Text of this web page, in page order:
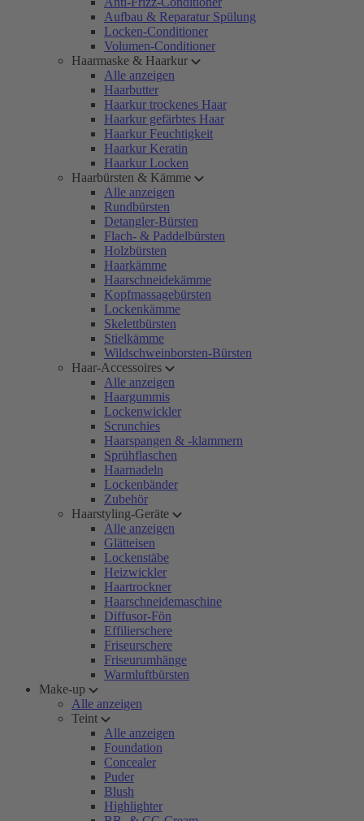
Aufbau & Reparatur Spülung
Locken-Conditioner
Volumen-Conditioner
Haarmaske & Haarkur
Alle anzeigen
Haarbutter
Haarkur trockenes Haar
Haarkur gefärbtes Haar
Haarkur Feuchtigkeit
Haarkur Keratin
Haarkur Locken
Haarbürsten & Kämme
Alle anzeigen
Rundbürsten
Detangler-Bürsten
Flach- & Paddelbürsten
Holzbürsten
Haarkämme
Haarschneidekämme
Kopfmassagebürsten
Lockenkämme
Skelettbürsten
Stielkämme
Wildschweinborsten-Bürsten
Haar-Accessoires
Alle anzeigen
Haargummis
Lockenwickler
Scrunchies
Haarspangen & -klammern
Sprühflaschen
Haarnadeln
Lockenbänder
Zubehör
Haarstyling-Geräte
Alle anzeigen
Glätteisen
Lockenstäbe
Heizwickler
Haartrockner
Haarschneidemaschine
Diffusor-Fön
Effilierschere
Friseurschere
Friseurumhänge
Warmluftbürsten
Make-up
Alle anzeigen
Teint
Alle anzeigen
Foundation
Concealer
Puder
Blush
Highlighter